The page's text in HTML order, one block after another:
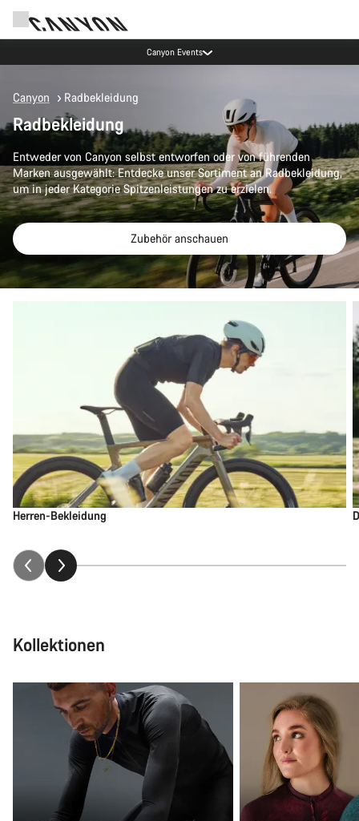
Canyon Events
Canyon Radbekleidung
Radbekleidung
Entweder von Canyon selbst entworfen oder von führenden
Marken ausgewählt: Entdecke unser Sortiment an Radbekleidung,
um in jeder Kategorie Spitzenleistungen zu erzielen.
Zubehör anschauen
Herren-Bekleidung
Kollektionen